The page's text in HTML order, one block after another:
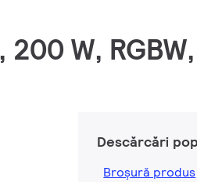
W,
Descărcări
Broșură produs